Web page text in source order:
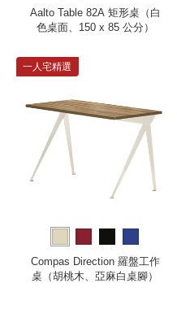
Aalto Table 82A 矩形桌（白
色桌面、150 x 85 公分）
一人宅精選
Compas Direction 羅盤工作
桌（胡桃木、亞麻白桌腳）